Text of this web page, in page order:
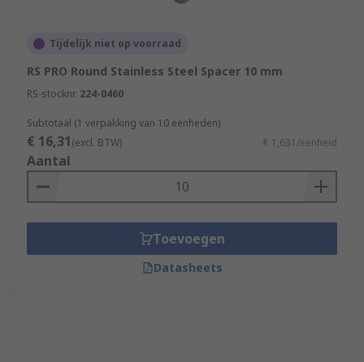
Tijdelijk niet op voorraad
RS PRO Round Stainless Steel Spacer 10 mm
RS-stocknr. 224-0460
Subtotaal (1 verpakking van 10 eenheden)
€ 16,31(excl. BTW) € 1,631/eenheid
Aantal
Toevoegen
Datasheets